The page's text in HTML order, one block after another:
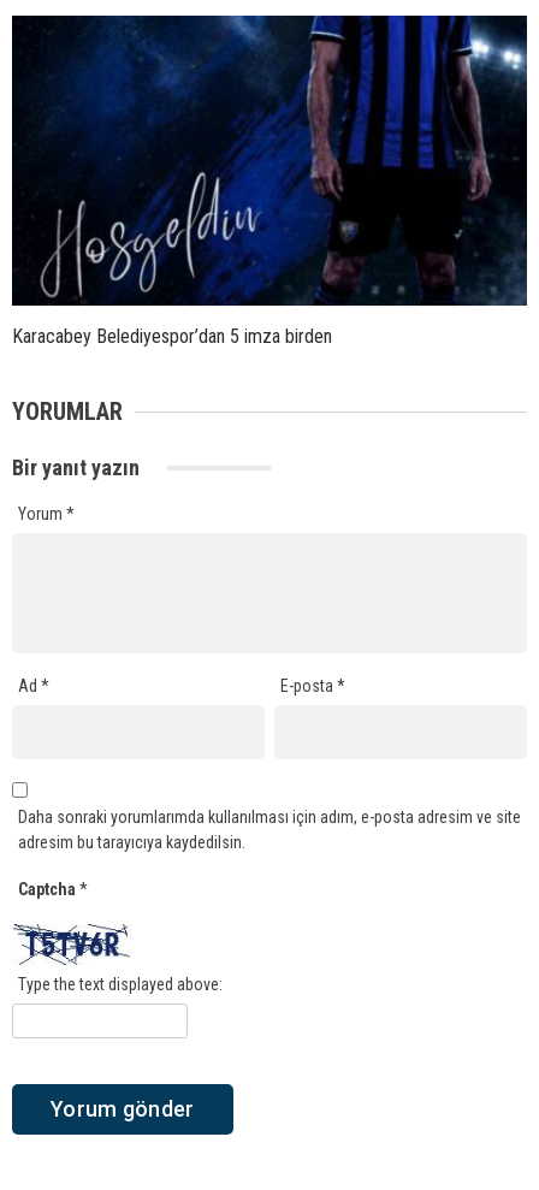
Karacabey Belediyespor’dan 5 imza birden
YORUMLAR
Bir yanıt yazın
Yorum *
Ad * E-posta*
Daha sonraki yorumlarımda kullanılması için adım, e-posta adresim ve site
adresim bu tarayıcıya kaydedilsin.
Captcha *
Type the text displayed above: